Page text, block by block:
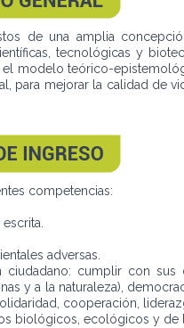
de una amplia
tecnológicas y
modelo teórico-
para mejorar la calidad de
competencias:
adversas.
cumplir con sus
y a la naturaleza),
cooperación,
biológicos, ecológicos y de